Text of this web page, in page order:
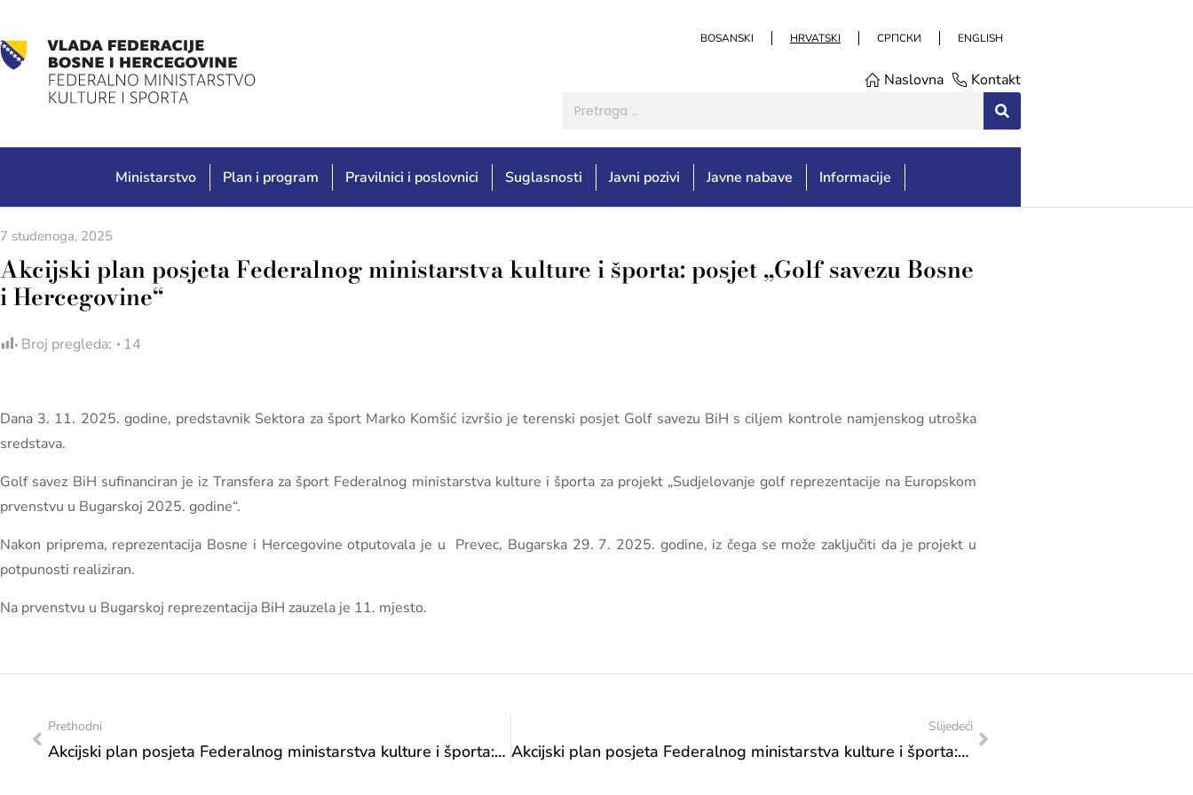
BOSANSKI HRVATSKI СРПСКИ ENGLISH
Naslovna Kontakt
Ministarstvo Plan i program Pravilnici i poslovnici Suglasnosti Javni pozivi Javne nabave Informacije
7 studenoga, 2025
Akcijski plan posjeta Federalnog ministarstva kulture i športa: posjet „Golf savezu Bosne
i Hercegovine“
Broj pregleda: 14
Dana 3. 11. 2025. godine, predstavnik Sektora za šport Marko Komšić izvršio je terenski posjet Golf savezu BiH s ciljem kontrole namjenskog utroška
sredstava.
Golf savez BiH sufinanciran je iz Transfera za šport Federalnog ministarstva kulture i športa za projekt „Sudjelovanje golf reprezentacije na Europskom
prvenstvu u Bugarskoj 2025. godine“.
Nakon priprema, reprezentacija Bosne i Hercegovine otputovala je u Prevec, Bugarska 29. 7. 2025. godine, iz čega se može zaključiti da je projekt u
potpunosti realiziran.
Na prvenstvu u Bugarskoj reprezentacija BiH zauzela je 11. mjesto.
Prethodni
Akcijski plan posjeta Federalnog ministarstva kulture i športa: posjet „Košarkaškom invalidskom klubu Bosna Zenica“
Slijedeći
Akcijski plan posjeta Federalnog ministarstva kulture i športa: posjet „Savezu košarke u kolicima“